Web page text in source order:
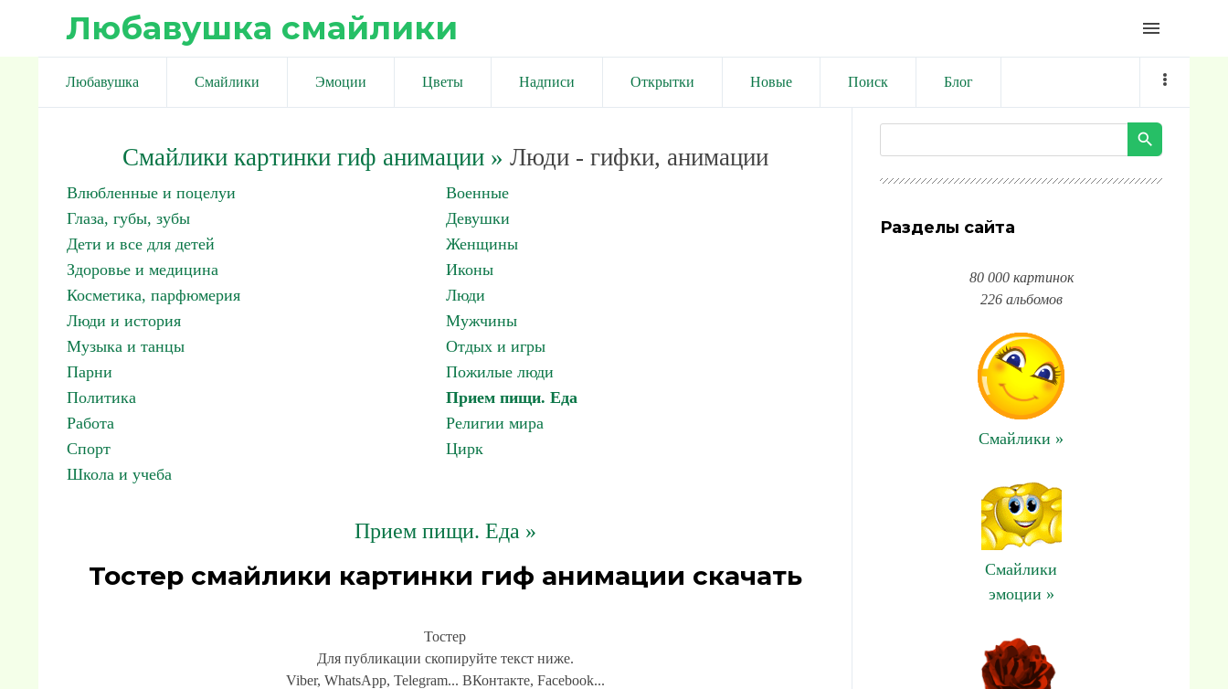
Любавушка смайлики menu
Любавушка Смайлики Эмоции Цветы Надписи Открытки Новые Поиск Блог
Смайлики картинки гиф анимации» Люди - гифки, анимации
Влюбленные и поцелуи
Военные
Глаза, губы, зубы
Девушки
Дети и все для детей
Женщины
Здоровье и медицина
Иконы
Косметика, парфюмерия
Люди
Люди и история
Мужчины
Музыка и танцы
Отдых и игры
Парни
Пожилые люди
Политика
Прием пищи. Еда
Работа
Религии мира
Спорт
Цирк
Школа и учеба
Прием пищи. Еда »
Тостер смайлики картинки гиф анимации скачать
Тостер
Для публикации скопируйте текст ниже.
Viber, WhatsApp, Telegram... ВКонтакте, Facebook...
Разделы сайта
80 000 картинок
226 альбомов
Смайлики »
Смайлики
эмоции »